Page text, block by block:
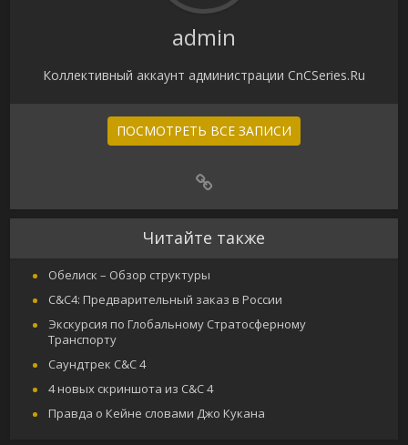
admin
Коллективный аккаунт администрации CnCSeries.Ru
ПОСМОТРЕТЬ ВСЕ ЗАПИСИ
Читайте также
Обелиск – Обзор структуры
C&C4: Предварительный заказ в России
Экскурсия по Глобальному Стратосферному
Транспорту
Саундтрек C&C 4
4 новых скриншота из C&C 4
Правда о Кейне словами Джо Кукана